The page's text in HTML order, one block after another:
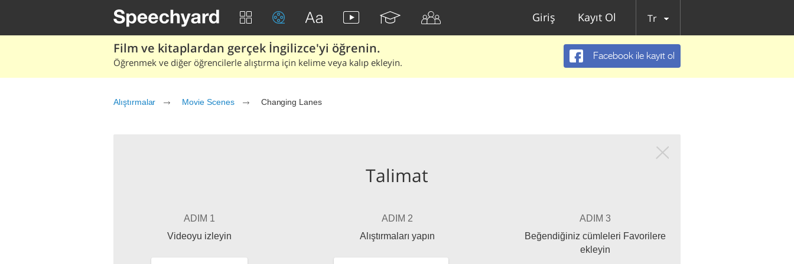
Giriş Kayıt Ol Tr
Film ve kitaplardan gerçek İngilizce'yi öğrenin.
Öğrenmek ve diğer öğrencilerle alıştırma için kelime veya kalıp ekleyin.
Facebook ile kayıt ol
Alıştırmalar Movie Scenes Changing Lanes
Talimat
ADIM 1
Videoyu izleyin
ADIM 2
Alıştırmaları yapın
ADIM 3
Beğendiğiniz cümleleri Favorilere
ekleyin